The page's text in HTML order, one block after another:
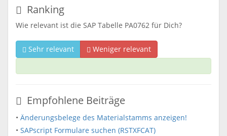
Ranking
Wie relevant ist die SAP Tabelle PA0762 für Dich?
Sehr relevant Weniger relevant
Empfohlene Beiträge
• Änderungsbelege des Materialstamms anzeigen!
• SAPscript Formulare suchen (RSTXFCAT)